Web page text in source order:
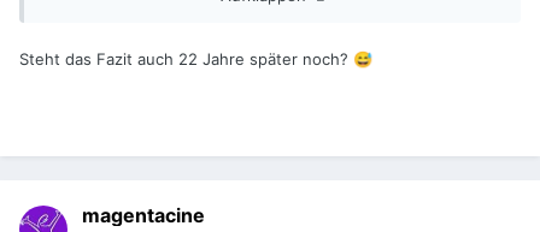
Rolle halt vom Anfang des Films ans Ende transportiert..
Geht bei 600m Überblendung vielleicht noch.
Steht das Fazit auch 22 Jahre später noch? 😅
magentacine